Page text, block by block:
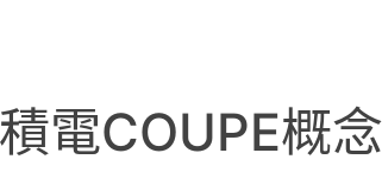
電COUPE概